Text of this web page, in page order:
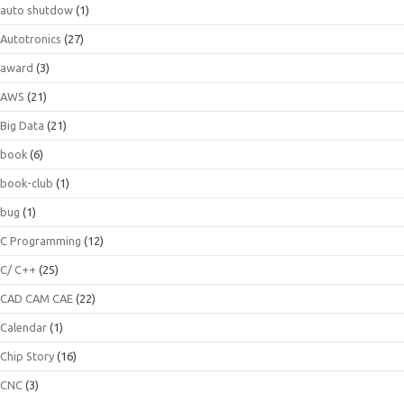
auto shutdow (1)
Autotronics (27)
award (3)
AWS (21)
Big Data (21)
book (6)
book-club (1)
bug (1)
C Programming (12)
C/ C++ (25)
CAD CAM CAE (22)
Calendar (1)
Chip Story (16)
CNC (3)